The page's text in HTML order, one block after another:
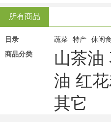
所有商品
目录 蔬菜 特产 休闲
商品分类
山茶油
油 红
其它